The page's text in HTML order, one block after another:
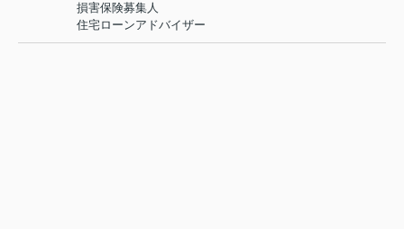
損害保険募集人
住宅ローンアドバイザー